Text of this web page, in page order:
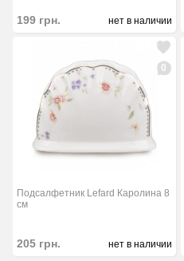
199 грн. нет в наличии
0
Подсалфетник Lefard Каролина 8
см
205 грн. нет в наличии